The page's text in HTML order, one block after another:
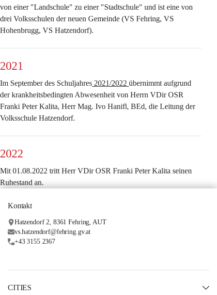
von einer "Landschule" zu einer "Stadtschule" und ist eine von
drei Volksschulen der neuen Gemeinde (VS Fehring, VS
Hohenbrugg, VS Hatzendorf).
2021
Im September des Schuljahres 2021/2022 übernimmt aufgrund
der krankheitsbedingten Abwesenheit von Herrn VDir OSR
Franki Peter Kalita, Herr Mag. Ivo Hanifl, BEd, die Leitung der
Volksschule Hatzendorf.
2022
Mit 01.08.2022 tritt Herr VDir OSR Franki Peter Kalita seinen
Ruhestand an.
Kontakt
Hatzendorf 2, 8361 Fehring, AUT
vs.hatzendorf@fehring.gv.at
+43 3155 2367
CITIES